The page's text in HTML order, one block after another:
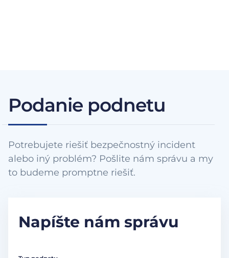
Podanie podnetu
Potrebujete riešiť bezpečnostný incident
alebo iný problém? Pošlite nám správu a my
to budeme promptne riešiť.
Napíšte nám správu